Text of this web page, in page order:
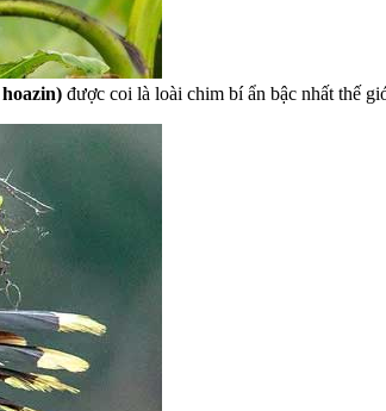
được coi là loài chim bí ẩn bậc nhất thế